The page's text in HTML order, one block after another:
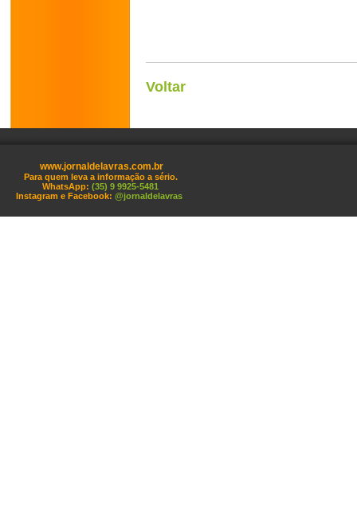
Voltar
www.jornaldelavras.com.br
Para quem leva a informação a sério.
WhatsApp: (35) 9 9925-5481
Instagram e Facebook: @jornaldelavras